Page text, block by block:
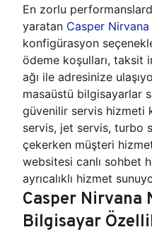
En zorlu
yaratan Casper
konfigürasyon
ödeme koşulları, taksit
ağı ile adresinize
masaüstü bilgisayarlar
güvenilir servis hizmeti
servis, jet servis, turbo
çekerken müşteri
websitesi canlı sohbet
ayrıcalıklı hizmet
Casper Nirvana
Bilgisayar